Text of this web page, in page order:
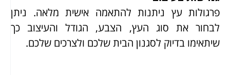
פרגולות עץ ניתנות להתאמה אישית מלאה. ניתן
לבחור את סוג העץ, הצבע, הגודל והעיצוב כך
שיתאימו בדיוק לסגנון הבית שלכם ולצרכים שלכם.